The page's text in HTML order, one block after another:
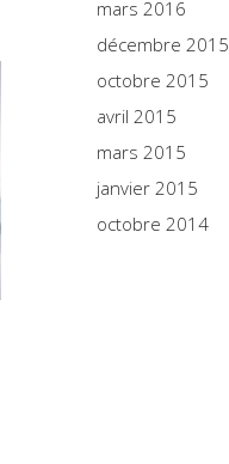
mars 2016
décembre 2015
octobre 2015
avril 2015
mars 2015
janvier 2015
octobre 2014